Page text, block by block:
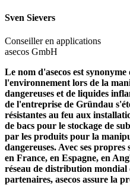
Sven Sievers
Conseiller en applications
asecos GmbH
Le nom d'asecos est
l'environnement lors de la
dangereuses et de liquides
de l'entreprise de Gründau
résistantes au feu aux
de bacs pour le stockage de
par les produits pour la
dangereuses. Avec ses
en France, en Espagne, en
réseau de distribution mondial
partenaires, asecos assure la